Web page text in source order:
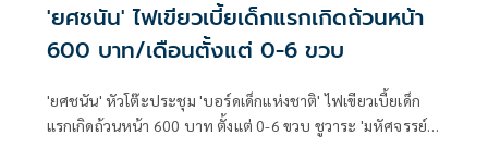
'ยศชนัน' ไฟเขียวเบี้ยเด็กแรกเกิดถ้วนหน้า
600 บาท/เดือนตั้งแต่ 0-6 ขวบ
'ยศชนัน' หัวโต๊ะประชุม 'บอร์ดเด็กแห่งชาติ' ไฟเขียวเบี้ยเด็ก
แรกเกิดถ้วนหน้า 600 บาท ตั้งแต่ 0-6 ขวบ ชูวาระ 'มหัศจรรย์